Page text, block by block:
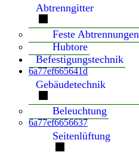
Abtrenngitter
Feste Abtrennungen
Hubtore
Befestigungstechnik
6a77ef665641d
Gebäudetechnik
Beleuchtung
6a77ef6656637
Seitenlüftung